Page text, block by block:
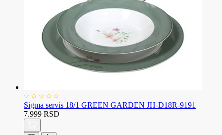
Sigma servis 18/1 GREEN GARDEN JH-D18R-9191
7.999 RSD